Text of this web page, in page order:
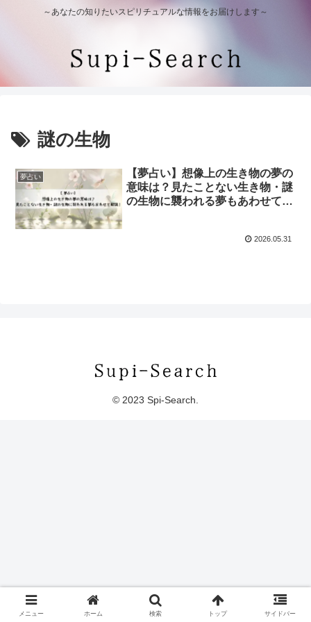
～あなたの知りたいスピリチュアルな情報をお届けします～
謎の生物
夢占い
【夢占い】想像上の生き物の夢の
意味は？見たことない生き物・謎
の生物に襲われる夢もあわせて解
2026.05.31
© 2023 Spi-Search.
メニュー ホーム 検索 トップ サイドバー